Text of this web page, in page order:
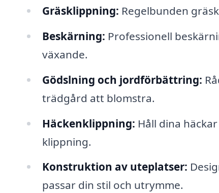
Gräsklippning: Regelbunden
Beskärning: Professionell
växande.
Gödslning och jordförbättring:
trädgård att blomstra.
Häckenklippning: Håll dina
klippning.
Konstruktion av uteplatser:
passar din stil och utrymme.